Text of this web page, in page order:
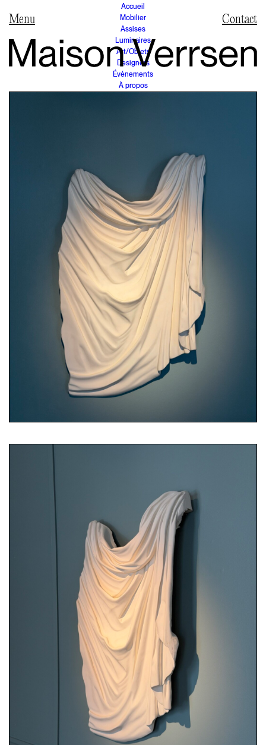
Contact
Accueil
Mobilier
Assises
Luminaires
Art/Objets
Designers
Événements
À propos